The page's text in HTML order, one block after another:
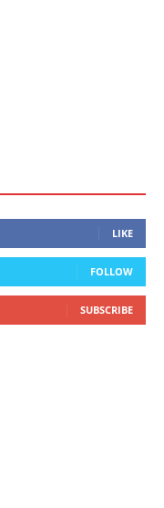
LIKE
FOLLOW
SUBSCRIBE